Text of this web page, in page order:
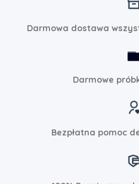
Darmowa dostawa
Darmowe
Bezpłatna pomoc